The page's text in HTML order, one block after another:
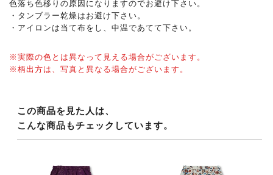
色落ち色移りの原因になりますのでお避け下さい。
・タンブラー乾燥はお避け下さい。
・アイロンは当て布をし、中温であてて下さい。
※実際の色とは異なって見える場合がございます。
※柄出方は、写真と異なる場合がございます。
この商品を見た人は、
こんな商品もチェックしています。